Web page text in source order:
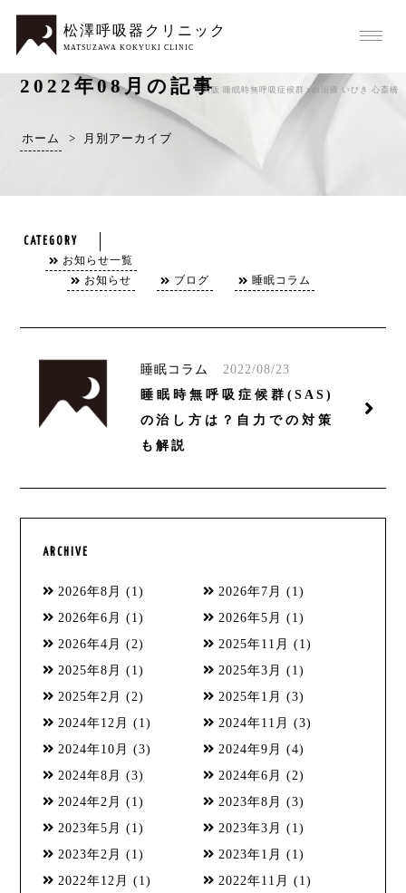
大阪 睡眠時無呼吸症候群 sas治療 いびき 心斎橋
松澤呼吸器クリニック
MATSUZAWA KOKYUKI CLINIC
ARCHIVE
2022年08月の記事
ホーム > 月別アーカイブ
CATEGORY
お知らせ一覧
お知らせ
ブログ 睡眠コラム
睡眠コラム
2022/08/23
睡眠時無呼吸症候群(SAS)
の治し方は？自力での対策
も解説
ARCHIVE
2026年8月 (1) 2026年7月
(1)
2026年6月
(1) 2026年5月
(1)
2026年4月
(2) 2025年11月
(1)
2025年8月
(1) 2025年3月
(1)
2025年2月
(2) 2025年1月
(3)
2024年12月
(1) 2024年11月
(3)
2024年10月
(3) 2024年9月
(4)
2024年8月
(3) 2024年6月
(2)
2024年2月
(1) 2023年8月
(3)
2023年5月
(1) 2023年3月
(1)
2023年2月
(1) 2023年1月
(1)
2022年12月
(1) 2022年11月
(1)